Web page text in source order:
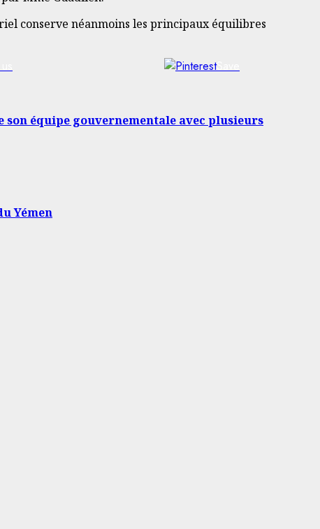
conserve néanmoins les principaux équilibres
Save
son équipe gouvernementale avec plusieurs
Yémen